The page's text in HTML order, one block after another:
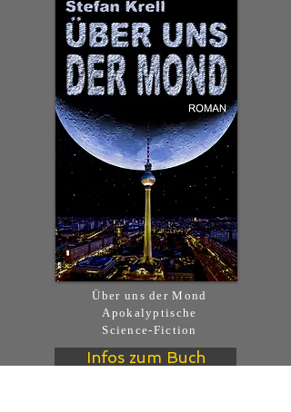
Über uns der Mond
Apokalyptische
Science-Fiction
Infos zum Buch